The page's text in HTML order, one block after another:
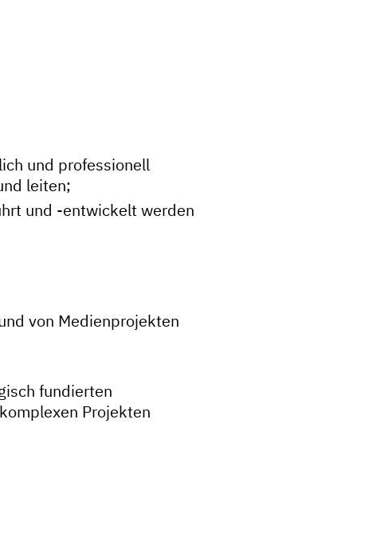
und professionell
leiten;
und -entwickelt werden
von Medienprojekten
fundierten
Projekten